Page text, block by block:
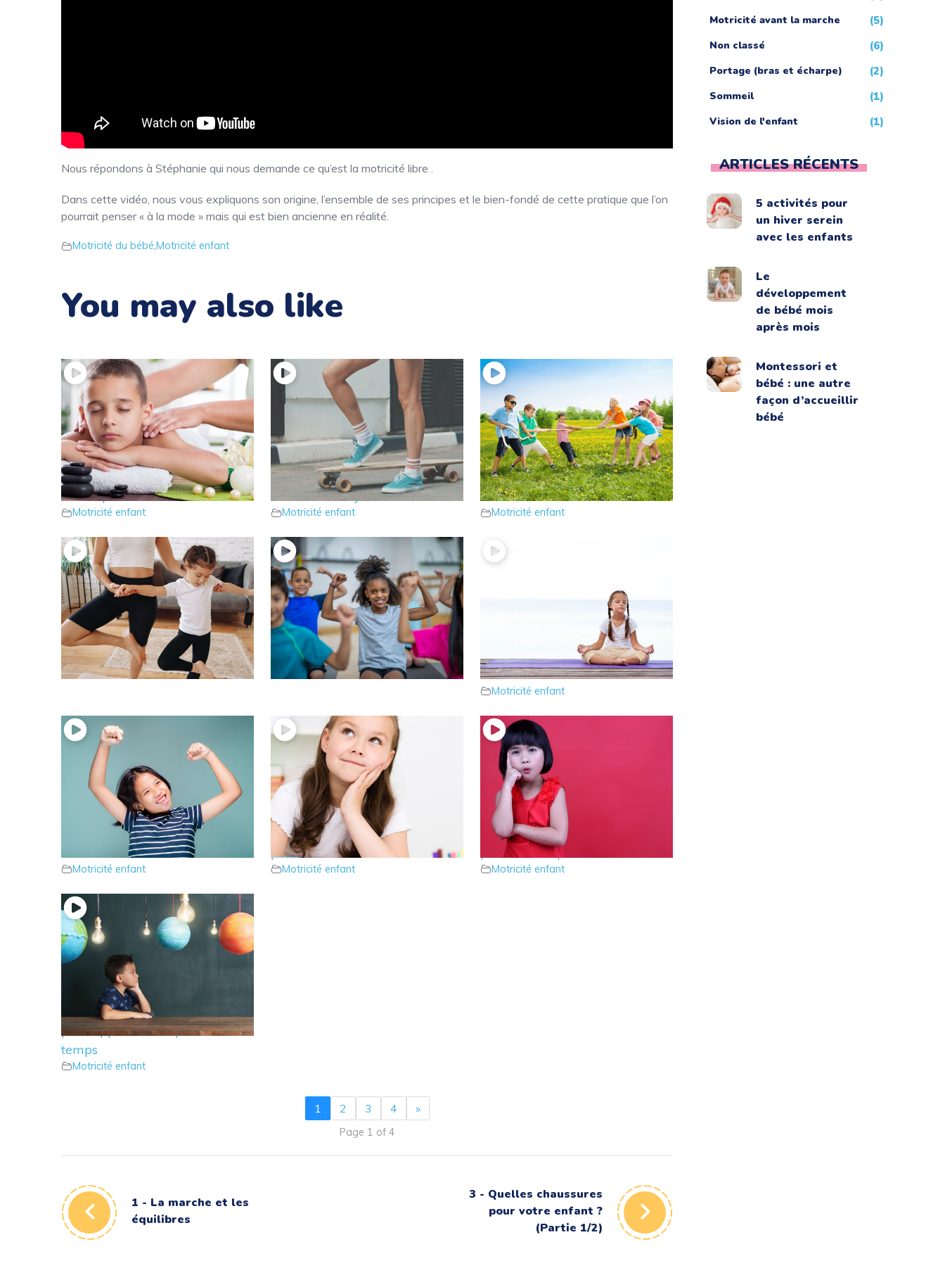
Nous répondons à Stéphanie qui nous demande ce qu’est la motricité libre .
Dans cette vidéo, nous vous expliquons son origine, l’ensemble de ses principes et le bien-fondé de cette pratique que l’on
pourrait penser « à la mode » mais qui est bien ancienne en réalité.
Motricité du bébé,Motricité enfant
You may also like
20 – Votre enfant est trop tendu
et tonique ?
Motricité enfant
19 – Votre enfant manque de
force dans les jambes ?
Motricité enfant
18 – Votre enfant manque de
force dans les bras ?
Motricité enfant
17 – Parlons du tonus postural
Motricité enfant
16 – Parlons du tonus d’action
Motricité enfant
15 – Le tonus de fond chez votre
enfant
Motricité enfant
14 – Parlons du Tonus
musculaire de votre enfant
Motricité enfant
13 – Le parcours psychomoteur
pour mémoriser
Motricité enfant
12 – Le parcours psychomoteur
pour aider à planifier
Motricité enfant
11 – Le parcours psychomoteur
pour apprendre l’espace et le
temps
Motricité enfant
1 2 3 4 »
Page 1 of 4
1 - La marche et les
équilibres
3 - Quelles chaussures
pour votre enfant ?
(Partie 1/2)
Motricité avant la marche (5)
Non classé (6)
Portage (bras et écharpe) (2)
Sommeil (1)
Vision de l'enfant (1)
ARTICLES RÉCENTS
5 activités pour
un hiver serein
avec les enfants
Le
développement
de bébé mois
après mois
Montessori et
bébé : une autre
façon d’accueillir
bébé